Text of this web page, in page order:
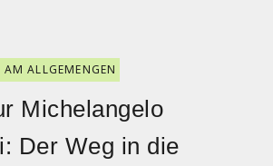
ALLGEMENGEN
Michelangelo
Der Weg in die